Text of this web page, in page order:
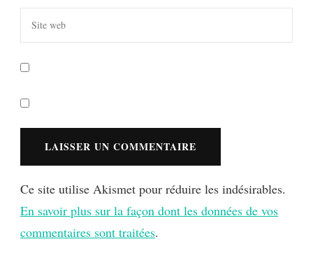
Ce site utilise Akismet pour réduire les indésirables.
En savoir plus sur la façon dont les données de vos
commentaires sont traitées.